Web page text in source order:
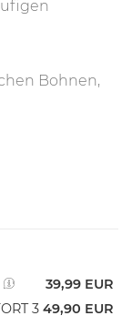
Bohnen,
39,99 EUR
3 49,90 EUR